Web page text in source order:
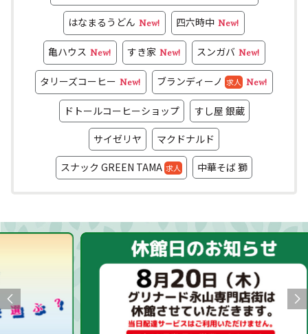
はなまるうどん New! 四六時中 New!
亀ハウス New! すき家 New! スンガバ New!
タリーズコーヒー New! ブランディーノ 求人 New!
ドトールコーヒーショップ すし屋 銀蔵
サイゼリヤ マクドナルド
スナック GREEN TAMA 求人 中華そば 獅